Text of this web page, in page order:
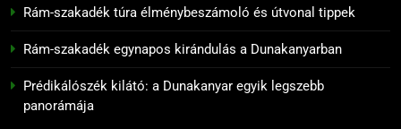
Rám-szakadék titkos panoráma
pontjai
Rám-szakadék túra élménybeszámoló és útvonal tippek
Rám-szakadék egynapos kirándulás a Dunakanyarban
Prédikálószék kilátó: a Dunakanyar egyik legszebb
panorámája